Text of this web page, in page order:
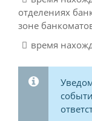
отделениях
зоне
время